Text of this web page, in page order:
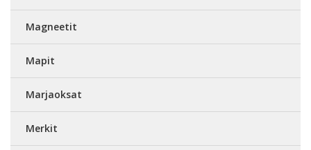
Magneetit
Mapit
Marjaoksat
Merkit